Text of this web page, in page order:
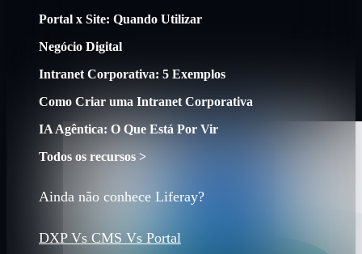
Portal x Site: Quando Utilizar
Negócio Digital
Intranet Corporativa: 5 Exemplos
Como Criar uma Intranet Corporativa
IA Agêntica: O Que Está Por Vir
Todos os recursos >
Ainda não conhece Liferay?
DXP Vs CMS Vs Portal